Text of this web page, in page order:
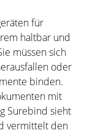
für
haltbar und
müssen sich
oder
binden.
mit
Surebind sieht
vermittelt den